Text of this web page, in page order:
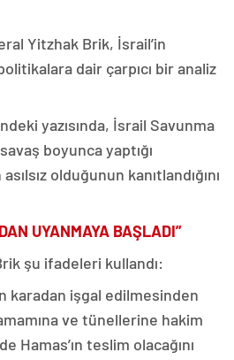
Yitzhak Brik, İsrail’in
dair çarpıcı bir analiz
yazısında, İsrail Savunma
boyunca yaptığı
olduğunun kanıtlandığını
UYANMAYA BAŞLADI”
şu ifadeleri kullandı:
karadan işgal edilmesinden
ve tünellerine hakim
Hamas’ın teslim olacağını